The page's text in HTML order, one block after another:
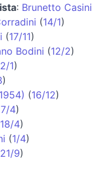
: Brunetto Casini
(14/1)
(17/11)
Bodini (12/2)
1)
)
(16/12)
4)
18/4)
(1/4)
21/9)